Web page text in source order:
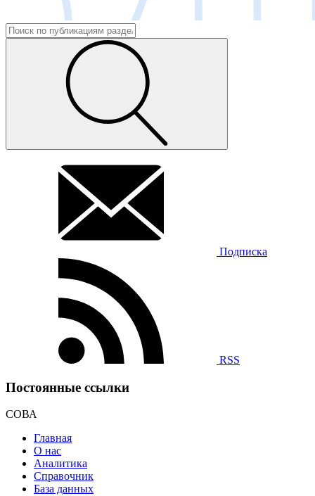
Подписка
RSS
Постоянные ссылки
СОВА
Главная
О нас
Аналитика
Справочник
База данных